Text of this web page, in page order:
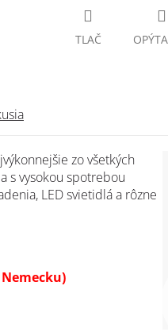
TLAČ
zo všetkých
s vysokou spotrebou
LED svietidlá a rôzne